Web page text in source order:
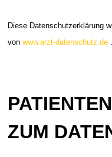
Diese Datenschutzerklärung
von www.arzt-datenschutz.de .
ZUM